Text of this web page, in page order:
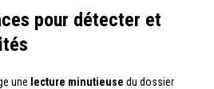
pour détecter et
une lecture minutieuse du dossier